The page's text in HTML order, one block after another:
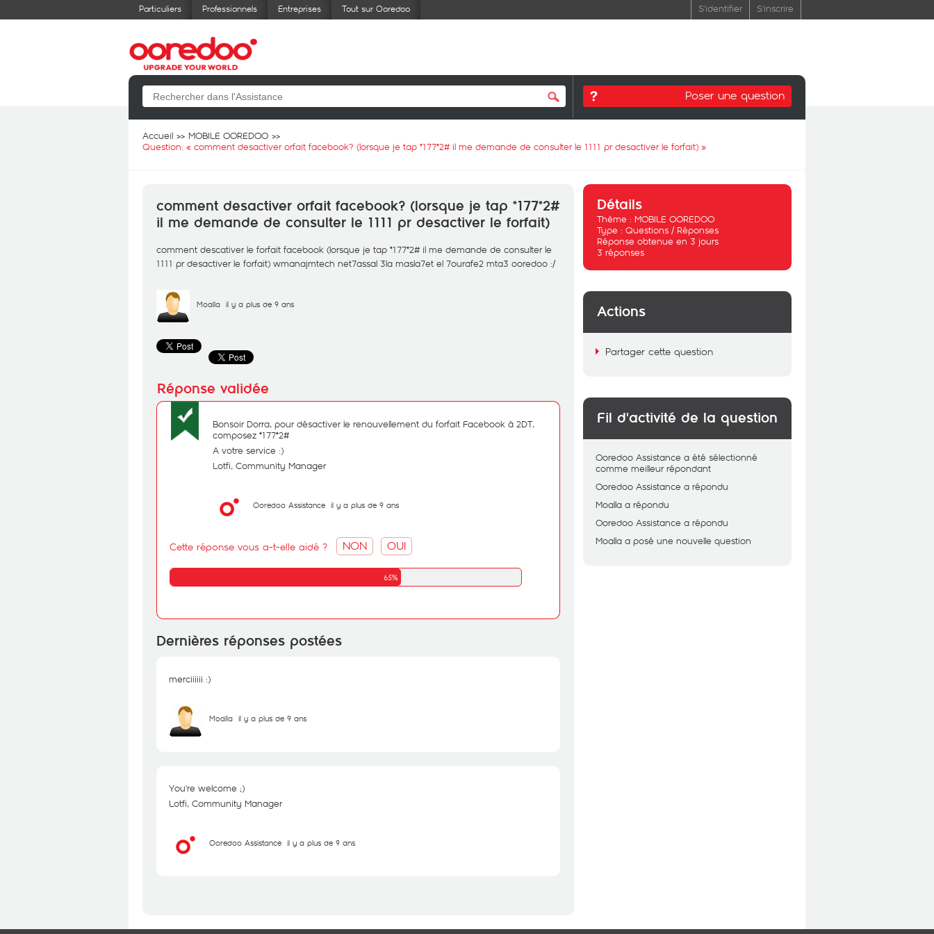
Particuliers Professionnels Entreprises Tout sur Ooredoo S'identifier S'inscrire
Poser une question
Accueil
MOBILE OOREDOO
Question: « comment desactiver orfait facebook? (lorsque je tap *177*2# il me demande de consulter le 1111 pr desactiver le forfait) »
comment desactiver orfait facebook? (lorsque je tap *177*2#
il me demande de consulter le 1111 pr desactiver le forfait)
comment descativer le forfait facebook (lorsque je tap *177*2# il me demande de consulter le
1111 pr desactiver le forfait) wmanajmtech net7assal 3la masla7et el 7ourafe2 mta3 ooredoo :/
Moalla il y a plus de 9 ans
Bonsoir Dorra, pour désactiver le renouvellement du forfait Facebook à 2DT,
composez *177*2#
A votre service :)
Lotfi, Community Manager
Ooredoo Assistance il y a plus de 9 ans
Cette réponse vous a-t-elle aidé ? NON OUI
65%
Dernières réponses postées
merciiiiii :)
Moalla il y a plus de 9 ans
You're welcome ;)
Lotfi, Community Manager
Ooredoo Assistance il y a plus de 9 ans
Détails
Thème : MOBILE OOREDOO
Type : Questions / Réponses
Réponse obtenue en 3 jours
3 réponses
Actions
Partager cette question
Fil d'activité de la question
Ooredoo Assistance a été sélectionné
comme meilleur répondant
Ooredoo Assistance a répondu
Moalla a répondu
Ooredoo Assistance a répondu
Moalla a posé une nouvelle question